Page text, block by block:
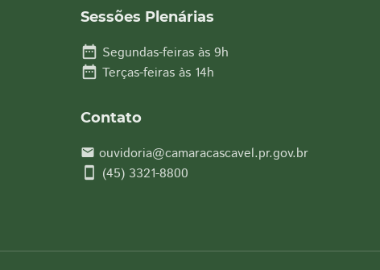
Sessões Plenárias
date_range Segundas-feiras às 9h
date_range Terças-feiras às 14h
Contato
email ouvidoria@camaracascavel.pr.gov.br
smartphone (45) 3321-8800